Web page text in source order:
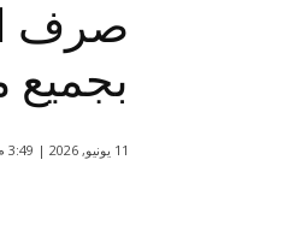
صرف
بجميع
11 يونيو, 2026 | 3:49 م